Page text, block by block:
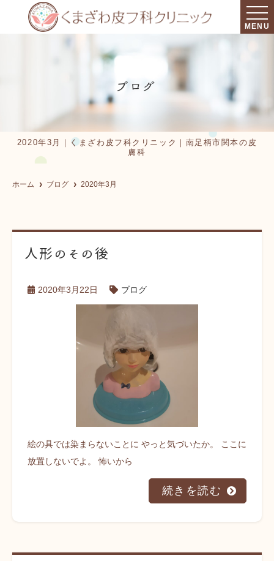
MENU
ブログ
2020年3月｜くまざわ皮フ科クリニック｜南足柄市関本の皮
膚科
ホーム ブログ 2020年3月
人形のその後
2020年3月22日 ブログ
絵の具では染まらないことに やっと気づいたか。 ここに
放置しないでよ。 怖いから
続きを読む